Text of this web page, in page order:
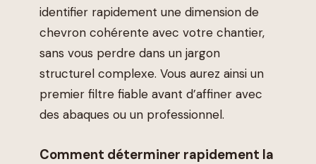
identifier rapidement une dimension de
chevron cohérente avec votre chantier,
sans vous perdre dans un jargon
structurel complexe. Vous aurez ainsi un
premier filtre fiable avant d’affiner avec
des abaques ou un professionnel.
Comment déterminer rapidement la